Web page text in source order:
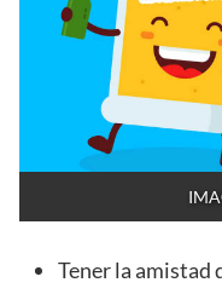
Tener la amistad